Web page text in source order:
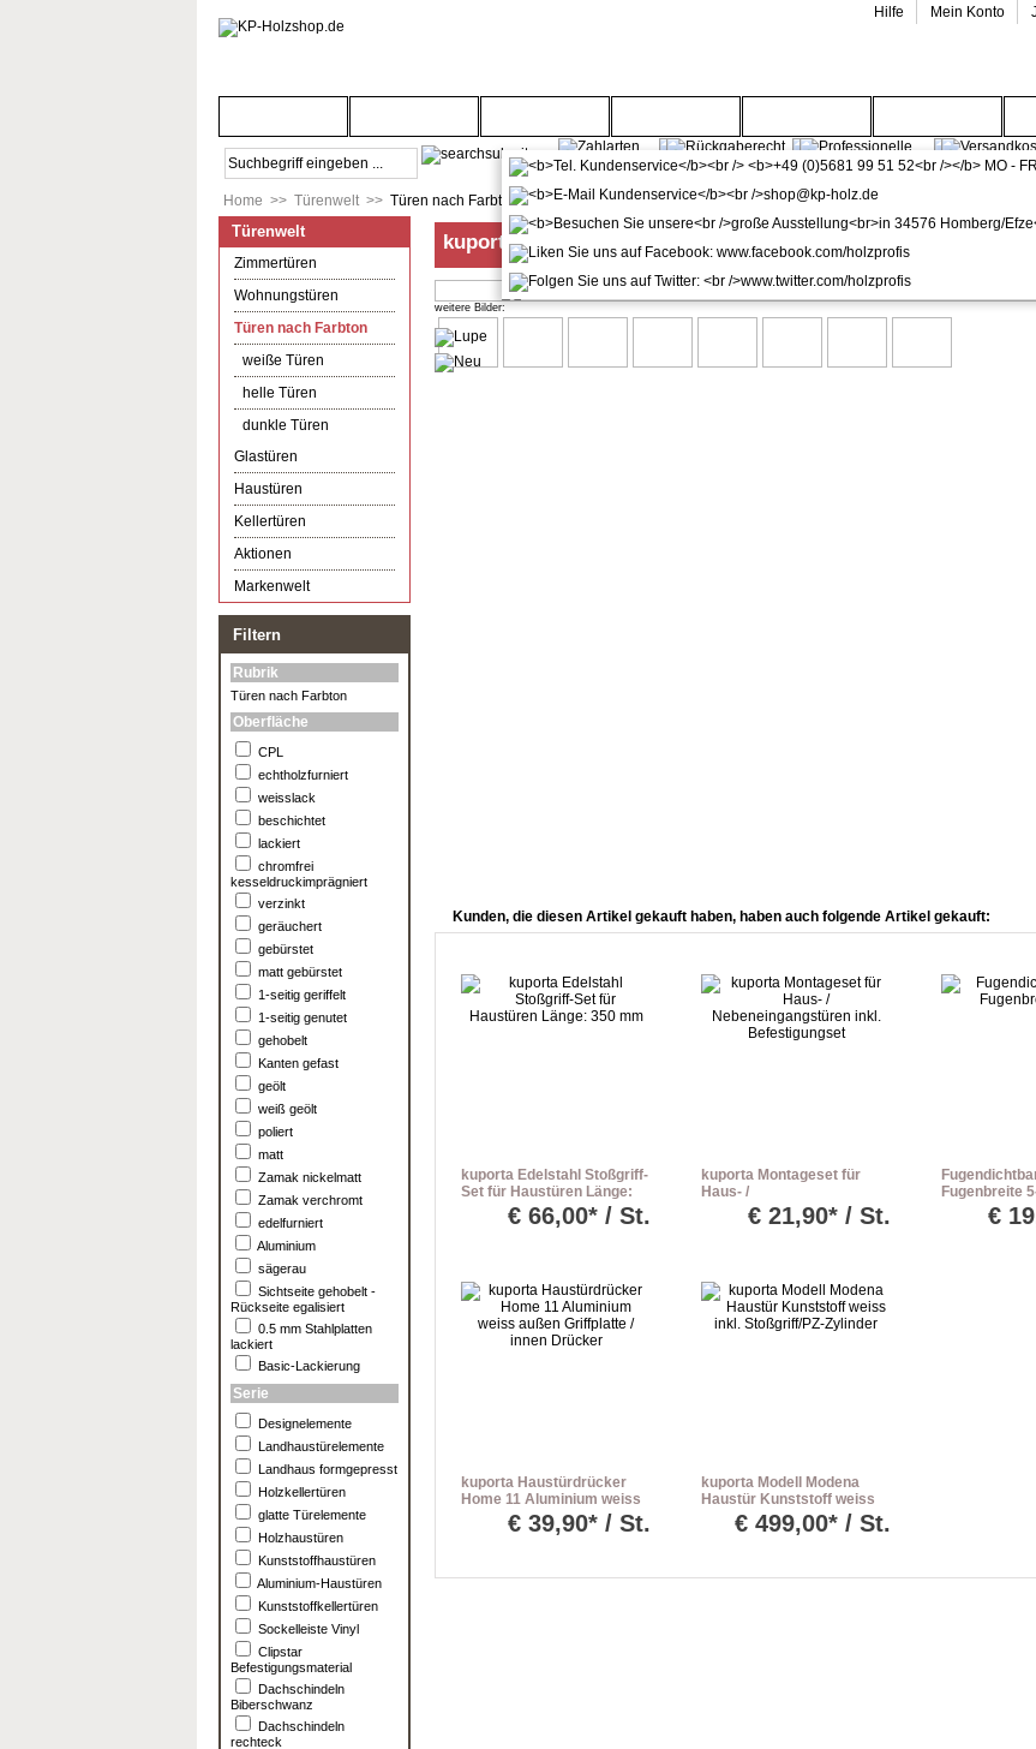
Hilfe Mein Konto
Home >> Türenwelt >> Türen nach Farbton
kuporta Mod. Designline Haus-/Nebeneingangstür Kunststoff
weitere Bilder:
Kunden, die diesen Artikel gekauft haben, haben auch folgende Artikel gekauft:
kuporta Edelstahl Stoßgriff-
Set für Haustüren Länge:
350 mm€ 66,00* / St.
kuporta Montageset für
Haus- /
Nebeneingangstüren inkl.
Befestigungset
€ 21,90* / St.
Fugenbreite
€
kuporta Haustürdrücker
Home 11 Aluminium weiss
außen Griffplatte / innen
Drücker
€ 39,90* / St.
kuporta Modell Modena
Haustür Kunststoff weiss
inkl. Stoßgriff/PZ-Zylinder
€ 499,00* / St.
Türenwelt
Zimmertüren
Wohnungstüren
Türen nach Farbton
weiße Türen
helle Türen
dunkle Türen
Glastüren
Haustüren
Kellertüren
Aktionen
Markenwelt
Filtern
Rubrik
Türen nach Farbton
Oberfläche
CPL
echtholzfurniert
weisslack
beschichtet
lackiert
chromfrei
kesseldruckimprägniert
verzinkt
geräuchert
gebürstet
matt gebürstet
1-seitig geriffelt
1-seitig genutet
gehobelt
Kanten gefast
geölt
weiß geölt
poliert
matt
Zamak nickelmatt
Zamak verchromt
edelfurniert
Aluminium
sägerau
Sichtseite gehobelt -
Rückseite egalisiert
0.5 mm Stahlplatten
lackiert
Basic-Lackierung
Serie
Designelemente
Landhaustürelemente
Landhaus formgepresst
Holzkellertüren
glatte Türelemente
Holzhaustüren
Kunststoffhaustüren
Aluminium-Haustüren
Kunststoffkellertüren
Sockelleiste Vinyl
Clipstar
Befestigungsmaterial
Dachschindeln
Biberschwanz
Dachschindeln
rechteck